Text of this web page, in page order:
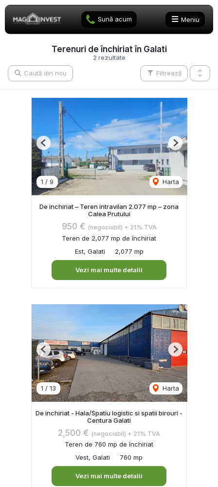
Sună acum Meniu
2 rezultate
Terenuri de închiriat în Galati
Filtrează
Caută din nou
1 / 9 Harta
Previous Next
De inchiriat – Teren intravilan 2.077 mp – zona
Calea Prutului
950 € (negociabil) + 21% TVA
Teren de 2,077 mp de închiriat
Est, Galati
2,077 mp
Vezi mai multe detalii
1 / 13 Harta
Previous Next
De inchiriat - Hala/Spatiu logistic si spatii birouri -
Centura Galati
2,500 € (negociabil) + 21% TVA
Teren de 760 mp de închiriat
Vest, Galati
760 mp
Vezi mai multe detalii